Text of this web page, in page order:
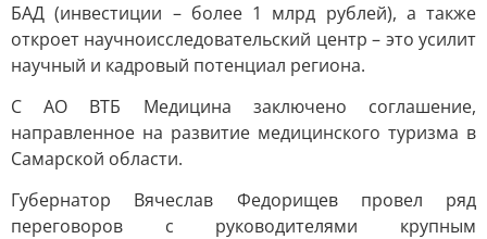
БАД (инвестиции – более 1 млрд рублей), а также
откроет научноисследовательский центр – это усилит
научный и кадровый потенциал региона.
С АО ВТБ Медицина заключено соглашение,
направленное на развитие медицинского туризма в
Самарской области.
Губернатор Вячеслав Федорищев провел ряд
переговоров с руководителями крупным